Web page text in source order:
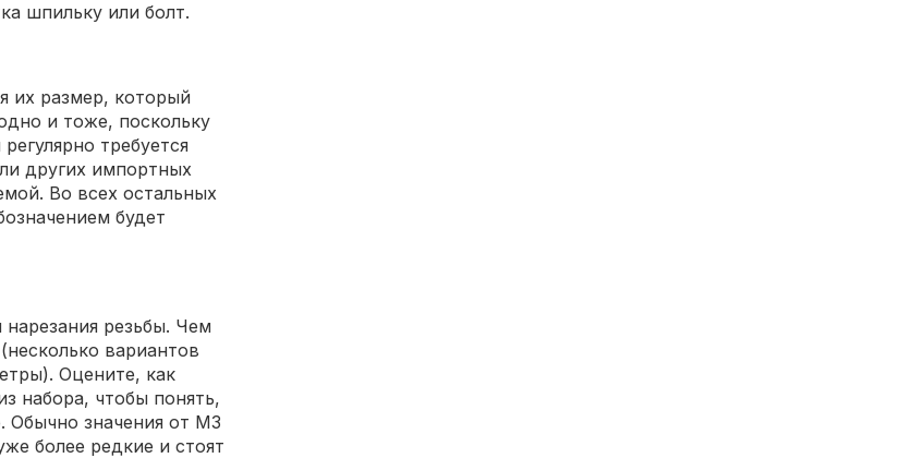
шпильку или болт.
их размер, который
и тоже, поскольку
требуется
других импортных
Во всех остальных
будет
резьбы. Чем
вариантов
Оцените, как
набора, чтобы понять,
Обычно значения от М3
более редкие и стоят